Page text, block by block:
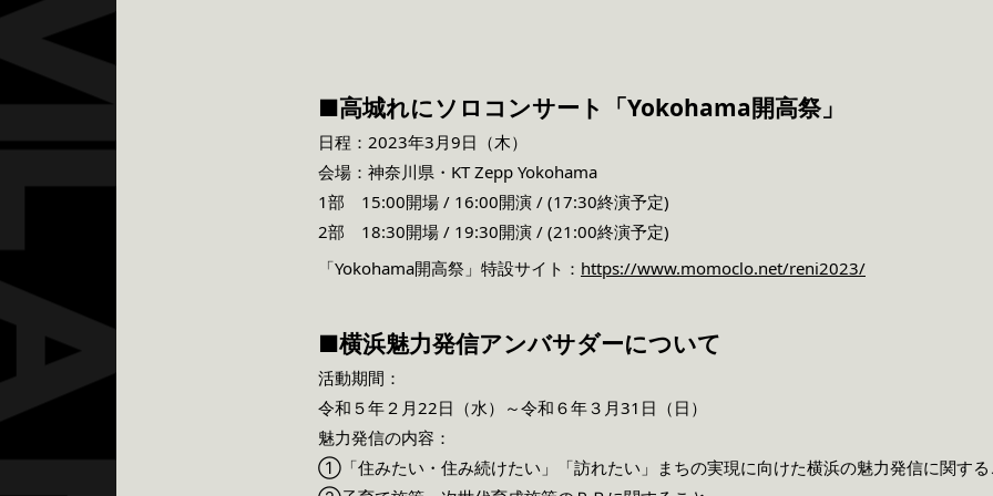
■高城れにソロコンサート「Yokohama開高祭」
日程：2023年3月9日（木）
会場：神奈川県・KT Zepp Yokohama
1部 15:00開場 / 16:00開演 / (17:30終演予定)
2部 18:30開場 / 19:30開演 / (21:00終演予定)
「Yokohama開高祭」特設サイト： https://www.momoclo.net/reni2023/
■横浜魅力発信アンバサダーについて
活動期間：
令和５年２月22日（水）～令和６年３月31日（日）
魅力発信の内容：
①「住みたい・住み続けたい」「訪れたい」まちの実現に向けた横浜の魅力発信に関す